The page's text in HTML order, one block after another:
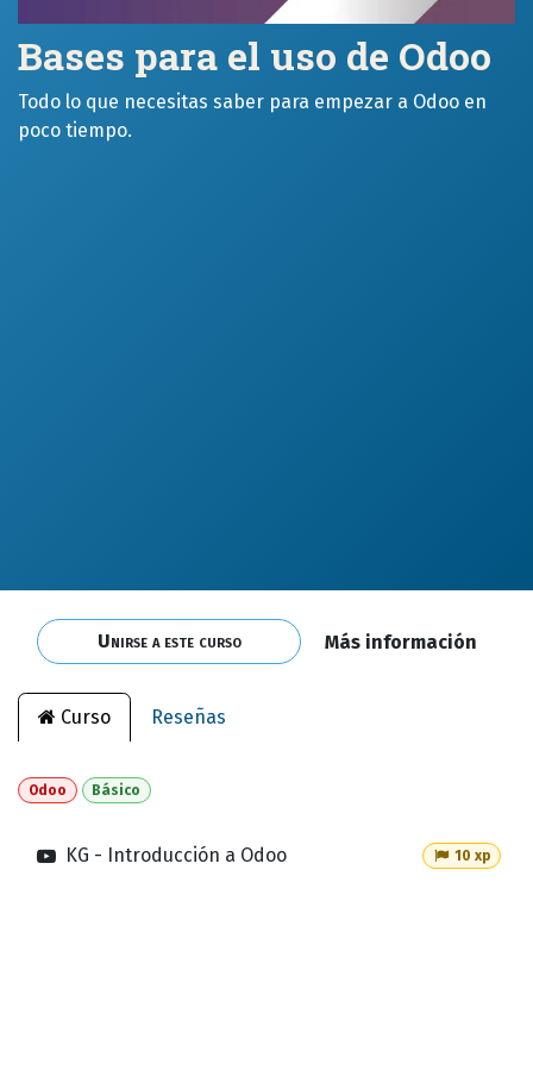
Bases para el uso de Odoo
Todo lo que necesitas saber para empezar a Odoo en
poco tiempo.
Unirse a este curso Más información
Curso Reseñas
Odoo Básico
KG - Introducción a Odoo 10 xp